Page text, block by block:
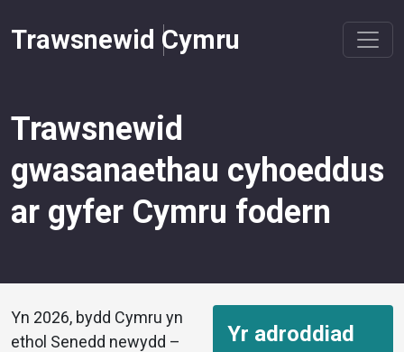
Trawsnewid Cymru
Trawsnewid
gwasanaethau cyhoeddus
ar gyfer Cymru fodern
Yr adroddiad
Yn 2026, bydd Cymru yn
ethol Senedd newydd –